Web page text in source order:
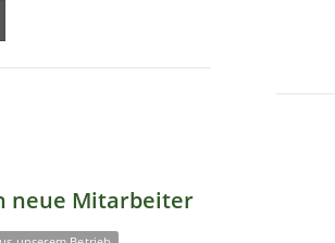
neue Mitarbeiter